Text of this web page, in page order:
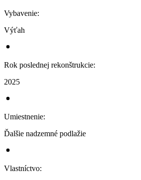
Vybavenie:
Výťah
Rok poslednej rekonštrukcie:
2025
Umiestnenie:
Ďalšie nadzemné podlažie
Vlastníctvo: